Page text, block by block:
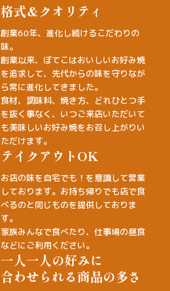
格式&クオリティ
創業60年、進化し続けるこだわりの
味。
創業以来、ぼてこはおいしいお好み焼
を追求して、先代からの味を守りなが
ら常に進化してきました。
食材、調味料、焼き方、どれひとつ手
を抜く事なく、いつご来店いただいて
も美味しいお好み焼をお召し上がりい
ただけます。
テイクアウトOK
お店の味を自宅でも！を意識して営業
しております。お持ち帰りでも店で食
べるのと同じものを提供しておりま
す。
家族みんなで食べたり、仕事場の昼食
などにご利用ください。
一人一人の好みに
合わせられる商品の多さ